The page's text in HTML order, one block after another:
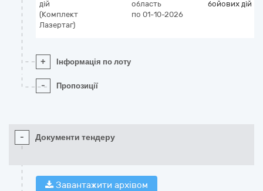
дій
(Комплект
Лазертаг)
область
по 01-10-2026
бойових дій
+ Інформація по лоту
- Пропозиції
- Документи тендеру
Завантажити архівом